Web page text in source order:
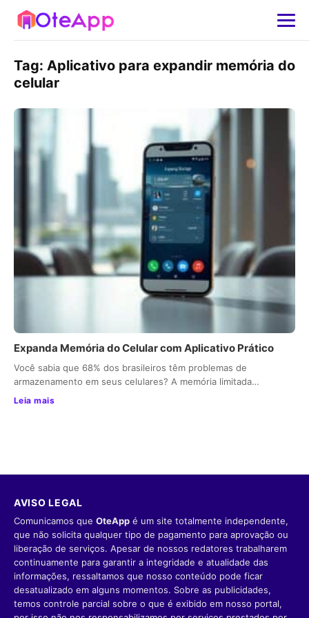
Tag: Aplicativo para expandir memória do
celular
Expanda Memória do Celular com Aplicativo Prático
Você sabia que 68% dos brasileiros têm problemas de
armazenamento em seus celulares? A memória limitada…
Leia mais
AVISO LEGAL
Comunicamos que OteApp é um site totalmente independente,
que não solicita qualquer tipo de pagamento para aprovação ou
liberação de serviços. Apesar de nossos redatores trabalharem
continuamente para garantir a integridade e atualidade das
informações, ressaltamos que nosso conteúdo pode ficar
desatualizado em alguns momentos. Sobre as publicidades,
temos controle parcial sobre o que é exibido em nosso portal,